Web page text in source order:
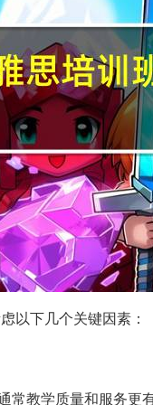
以下几个关键因素：
常教学质量和服务更